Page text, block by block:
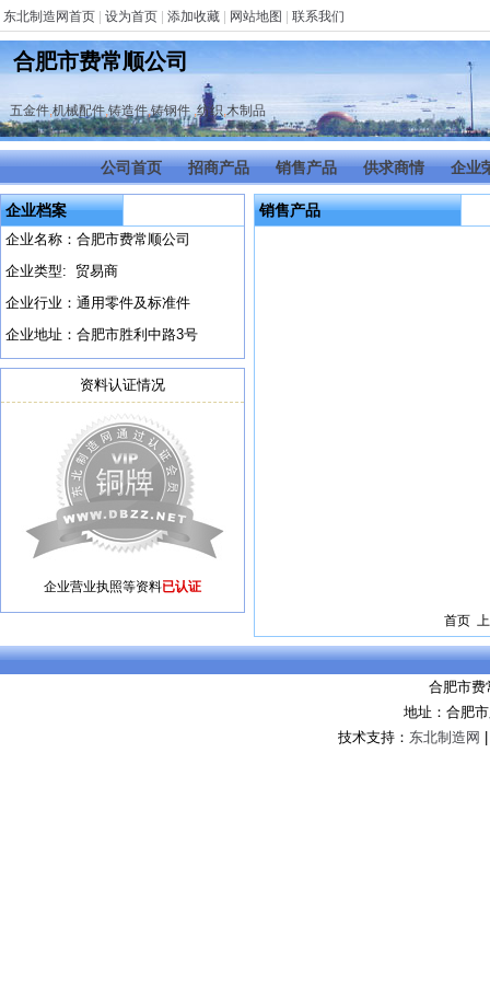
东北制造网首页 设为首页 添加收藏 网站地图 联系我们
合肥市费常顺公司
五金件,机械配件,铸造件,铸钢件,纺织,木制品
公司首页 招商产品 销售产品 供求商情 企业
企业档案
企业名称：合肥市费常顺公司
企业类型: 贸易商
企业行业：通用零件及标准件
企业地址：合肥市胜利中路3号
资料认证情况
企业营业执照等资料已认证
销售产品
首页
合肥市费
地址：合肥
技术支持： 东北制造网